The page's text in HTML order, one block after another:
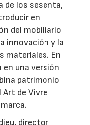
de los sesenta,
en
del mobiliario
innovación y la
materiales. En
en una versión
patrimonio
Art de Vivre
director